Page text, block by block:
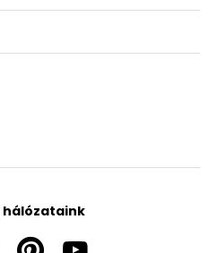
hálózataink